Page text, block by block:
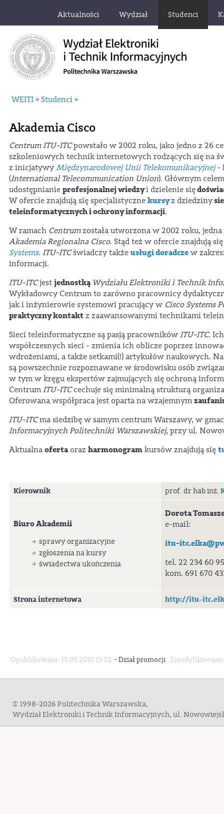
Aktualności Wydział Studenci
WEITI » Studenci »
Akademia Cisco
Centrum ITU-ITCpowstało w 2002 roku, jako jedno z 26
szkoleniowych technik internetowych rodzących się na
z inicjatywyMiędzynarodowej Unii Telekomunikacyjnej-
(International Telecommunication Union). Głównym
udostępnianie profesjonalnej wiedzyi dzielenie się
W ofercie znajdują się specjalistyczne kursyz dziedziny
teleinformatycznych i ochrony informacji.
W ramach Centrumzostała utworzona w 2002 roku,
Akademia Regionalna Cisco. Stąd też w ofercie znajdują
Systems. ITU-ITCświadczy także usługi doradcze w
informacji.
ITU-ITCjest jednostką Wydziału Elektroniki i Technik
Wykładowcy Centrum to zarówno pracownicy
jak i inżynierowie systemowi pracujący w Cisco Systems
praktyczny kontakt z zaawansowanymi technikami
Sieci teleinformatyczne są pasją pracowników ITU-ITC.
współczesnych sieci - zmienia ich oblicze poprzez
wdrożeniami, a także setkami(!) artykułów naukowych.
są powszechnie rozpoznawane w środowisku osób
w tym w kręgu ekspertów zajmujących się ochroną
Centrum ITU-ITCcechuje się minimalną strukturą
Oferowana współpraca jest oparta na wzajemnym
ITU-ITCma siedzibę w samym centrum Warszawy, w
Informacyjnych Politechniki Warszawskiej, przy ul.
Aktualna ofertaoraz harmonogram kursów znajdują się
Kierownik prof. dr hab inż.
Biuro Akademii
sprawy organizacyjne
zgłoszenia na kursy
świadectwa ukończenia
Dorota
e-mail:
itu-
tel. 22 234 60 95
kom. 691 670
Strona internetowa http://itu-
Opublikowano: 15.09.2010 13:52 -Dział promocji
© 1998-2026 Politechnika Warszawska,
Wydział Elektroniki i Technik Informacyjnych, ul.